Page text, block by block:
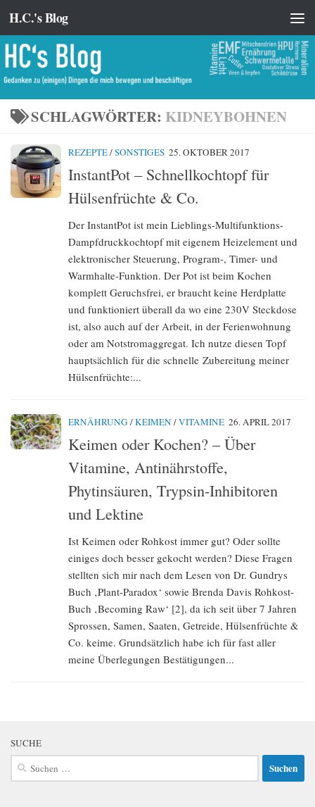
Zum Inhalt springen
H.C.'s Blog
SCHLAGWÖRTER: KIDNEYBOHNEN
REZEPTE/SONSTIGES 25. OKTOBER 2017
InstantPot – Schnellkochtopf für
Hülsenfrüchte & Co.
Der InstantPot ist mein Lieblings-Multifunktions-
Dampfdruckkochtopf mit eigenem Heizelement und
elektronischer Steuerung, Program-, Timer- und
Warmhalte-Funktion. Der Pot ist beim Kochen
komplett Geruchsfrei, er braucht keine Herdplatte
und funktioniert überall da wo eine 230V Steckdose
ist, also auch auf der Arbeit, in der Ferienwohnung
oder am Notstromaggregat. Ich nutze diesen Topf
hauptsächlich für die schnelle Zubereitung meiner
Hülsenfrüchte:...
ERNÄHRUNG /KEIMEN /VITAMINE 26. APRIL 2017
Keimen oder Kochen? – Über
Vitamine, Antinährstoffe,
Phytinsäuren, Trypsin-Inhibitoren
und Lektine
Ist Keimen oder Rohkost immer gut? Oder sollte
einiges doch besser gekocht werden? Diese Fragen
stellten sich mir nach dem Lesen von Dr. Gundrys
Buch ‚Plant-Paradox‘ sowie Brenda Davis Rohkost-
Buch ‚Becoming Raw‘ [2], da ich seit über 7 Jahren
Sprossen, Samen, Saaten, Getreide, Hülsenfrüchte &
Co. keime. Grundsätzlich habe ich für fast aller
meine Überlegungen Bestätigungen...
SUCHE
Suchen
nach: